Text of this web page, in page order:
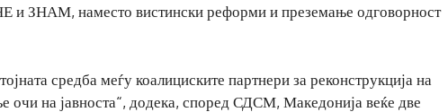
и ЗНАМ, наместо вистински реформи и преземање одговорност
средба меѓу коалициските партнери за реконструкција на
очи на јавноста“, додека, според СДСМ, Македонија веќе две